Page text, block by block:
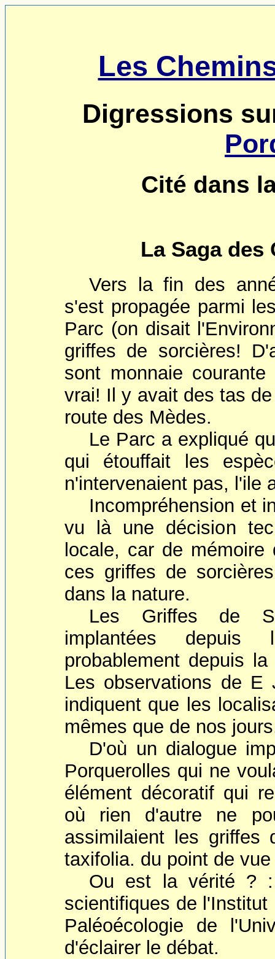
Les
Digressions
Cité dans
La Saga
Vers la fin des
s'est propagée parmi
Parc (on disait
griffes de sorcières!
sont monnaie
vrai! Il y avait des tas
route des Mèdes.
Le Parc a expliqué
qui étouffait les
n'intervenaient pas, l'ile
Incompréhension et
vu là une décision
locale, car de
ces griffes de
dans la nature.
Les Griffes de
implantées depuis
probablement depuis
Les observations de
indiquent que les
mêmes que de nos
D'où un dialogue
Porquerolles qui ne
élément décoratif qui
où rien d'autre ne
assimilaient les griffes
taxifolia. du point de
Ou est la vérité ?
scientifiques de
Paléoécologie de
d'éclairer le débat.